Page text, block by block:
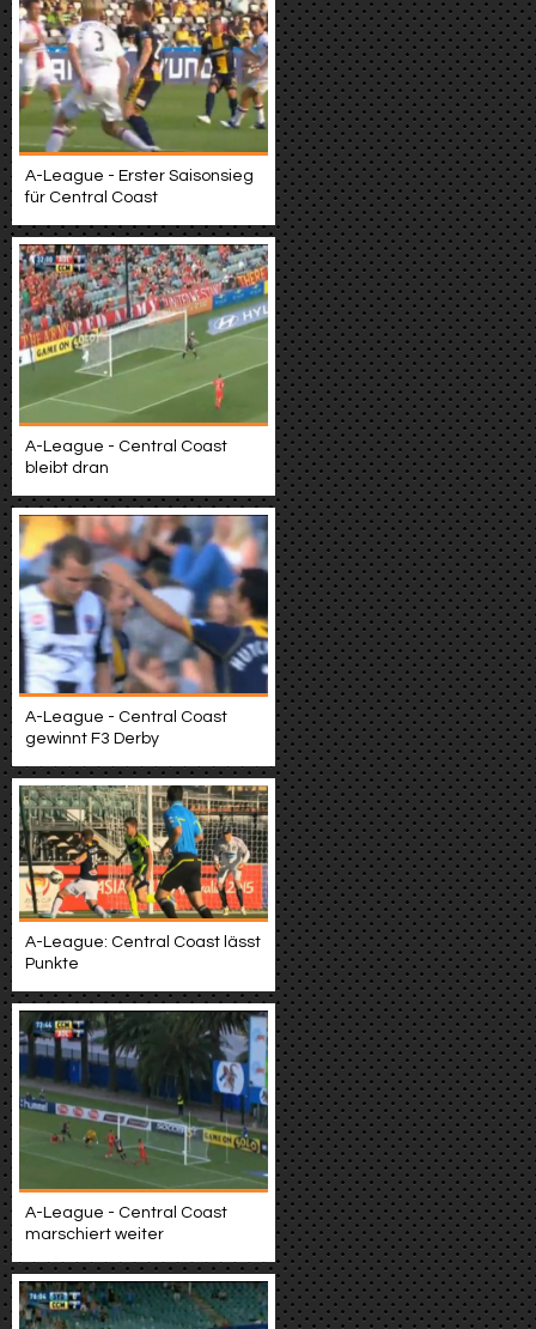
A-League - Erster Saisonsieg
für Central Coast
A-League - Central Coast
bleibt dran
A-League - Central Coast
gewinnt F3 Derby
A-League: Central Coast lässt
Punkte
A-League - Central Coast
marschiert weiter